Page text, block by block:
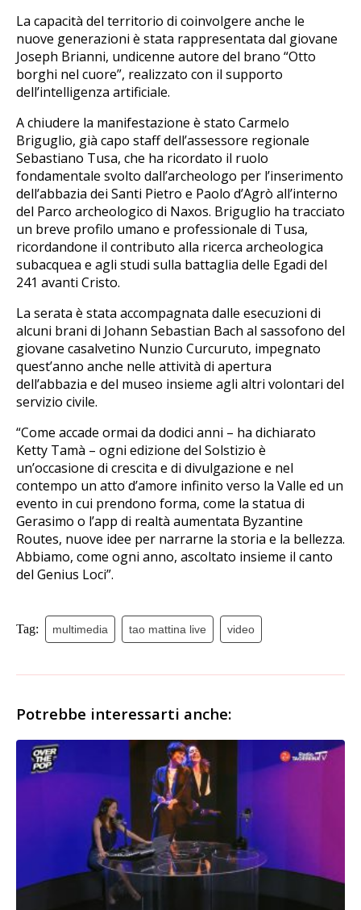
La capacità del territorio di coinvolgere anche le
nuove generazioni è stata rappresentata dal giovane
Joseph Brianni, undicenne autore del brano “Otto
borghi nel cuore”, realizzato con il supporto
dell’intelligenza artificiale.
A chiudere la manifestazione è stato Carmelo
Briguglio, già capo staff dell’assessore regionale
Sebastiano Tusa, che ha ricordato il ruolo
fondamentale svolto dall’archeologo per l’inserimento
dell’abbazia dei Santi Pietro e Paolo d’Agrò all’interno
del Parco archeologico di Naxos. Briguglio ha tracciato
un breve profilo umano e professionale di Tusa,
ricordandone il contributo alla ricerca archeologica
subacquea e agli studi sulla battaglia delle Egadi del
241 avanti Cristo.
La serata è stata accompagnata dalle esecuzioni di
alcuni brani di Johann Sebastian Bach al sassofono del
giovane casalvetino Nunzio Curcuruto, impegnato
quest’anno anche nelle attività di apertura
dell’abbazia e del museo insieme agli altri volontari del
servizio civile.
“Come accade ormai da dodici anni – ha dichiarato
Ketty Tamà – ogni edizione del Solstizio è
un’occasione di crescita e di divulgazione e nel
contempo un atto d’amore infinito verso la Valle ed un
evento in cui prendono forma, come la statua di
Gerasimo o l’app di realtà aumentata Byzantine
Routes, nuove idee per narrarne la storia e la bellezza.
Abbiamo, come ogni anno, ascoltato insieme il canto
del Genius Loci”.
Tag: multimedia tao mattina live video
Potrebbe interessarti anche: